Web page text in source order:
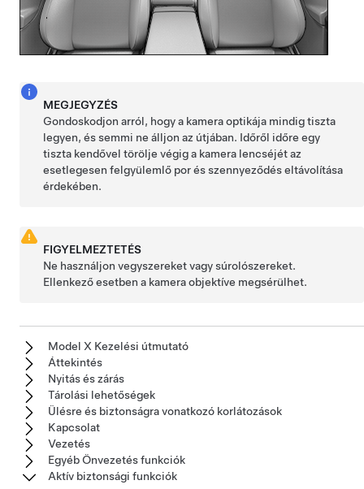
MEGJEGYZÉS
Gondoskodjon arról, hogy a kamera optikája mindig tiszta
legyen, és semmi ne álljon az útjában. Időről időre egy
tiszta kendővel törölje végig a kamera lencséjét az
esetlegesen felgyülemlő por és szennyeződés eltávolítása
érdekében.
FIGYELMEZTETÉS
Ne használjon vegyszereket vagy súrolószereket.
Ellenkező esetben a kamera objektíve megsérülhet.
Model X Kezelési útmutató
Áttekintés
Nyitás és zárás
Tárolási lehetőségek
Ülésre és biztonságra vonatkozó korlátozások
Kapcsolat
Vezetés
Egyéb Önvezetés funkciók
Aktív biztonsági funkciók